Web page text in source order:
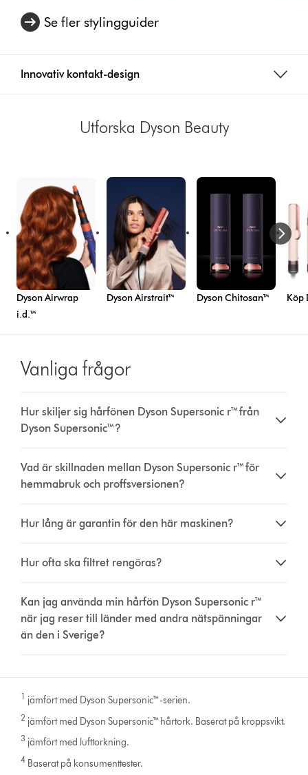
Se fler stylingguider
Innovativ kontakt-design
Utforska Dyson Beauty
Dyson Airwrap
i.d.™
Dyson Airstrait™ Dyson Chitosan™ Köp
Vanliga frågor
Hur skiljer sig hårfönen Dyson Supersonic r™ från
Dyson Supersonic™?
Vad är skillnaden mellan Dyson Supersonic r™ för
hemmabruk och proffsversionen?
Hur lång är garantin för den här maskinen?
Hur ofta ska filtret rengöras?
Kan jag använda min hårfön Dyson Supersonic r™
när jag reser till länder med andra nätspänningar
än den i Sverige?
1 jämfört med Dyson Supersonic™-serien.
2 jämfört med Dyson Supersonic™ hårtork. Baserat på kroppsvikt.
3 jämfört med lufttorkning.
4 Baserat på konsumenttester.